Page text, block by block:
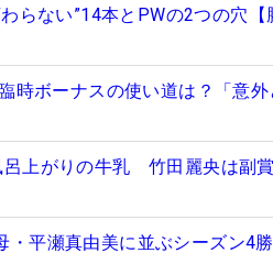
らない”14本とPWの2つの穴【
ボーナスの使い道は？「意外
呂上がりの牛乳 竹田麗央は副
平瀬真由美に並ぶシーズン4